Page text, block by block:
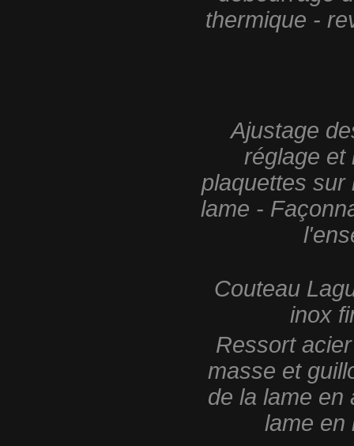
thermique -
Ajustage
réglage et
plaquettes sur
lame -
Couteau
inox
Ressort
masse et
de la lame en
lame en